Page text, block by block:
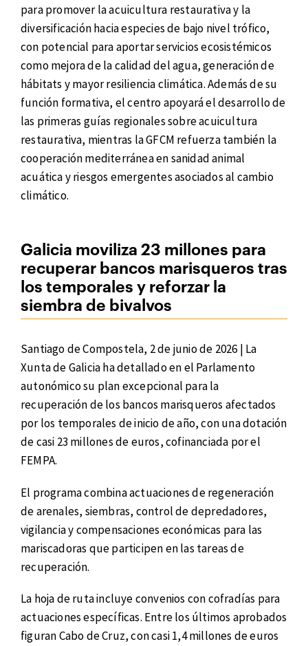
para promover la acuicultura restaurativa y la
diversificación hacia especies de bajo nivel trófico,
con potencial para aportar servicios ecosistémicos
como mejora de la calidad del agua, generación de
hábitats y mayor resiliencia climática. Además de su
función formativa, el centro apoyará el desarrollo de
las primeras guías regionales sobre acuicultura
restaurativa, mientras la GFCM refuerza también la
cooperación mediterránea en sanidad animal
acuática y riesgos emergentes asociados al cambio
climático.
Galicia moviliza 23 millones para
recuperar bancos marisqueros tras
los temporales y reforzar la
siembra de bivalvos
Santiago de Compostela, 2 de junio de 2026 | La
Xunta de Galicia ha detallado en el Parlamento
autonómico su plan excepcional para la
recuperación de los bancos marisqueros afectados
por los temporales de inicio de año, con una dotación
de casi 23 millones de euros, cofinanciada por el
FEMPA.
El programa combina actuaciones de regeneración
de arenales, siembras, control de depredadores,
vigilancia y compensaciones económicas para las
mariscadoras que participen en las tareas de
recuperación.
La hoja de ruta incluye convenios con cofradías para
actuaciones específicas. Entre los últimos aprobados
figuran Cabo de Cruz, con casi 1,4 millones de euros